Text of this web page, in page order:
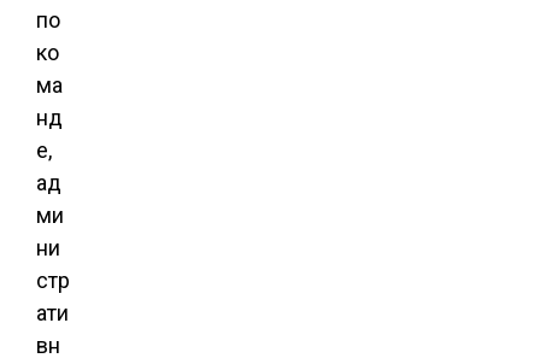
по
ко
ма
нд
е,
ад
ми
ни
стр
ати
вн